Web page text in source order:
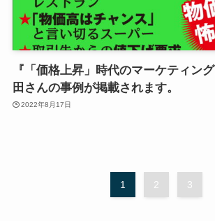
『「価格上昇」時代のマーケティン
田さんの事例が掲載されます。
2022年8月17日
1 2 3